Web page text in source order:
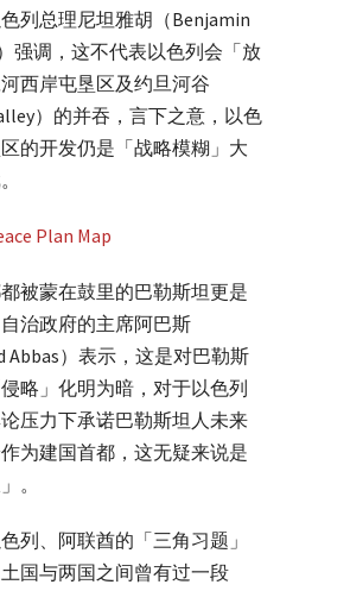
列总理尼坦雅胡（Benjamin
强调，这不代表以色列会「放
西岸屯垦区及约旦河谷
）的并吞，言下之意，以色
的开发仍是「战略模糊」大
被蒙在鼓里的巴勒斯坦更是
治政府的主席阿巴斯
Abbas）表示，这是对巴勒斯
略」化明为暗，对于以色列
压力下承诺巴勒斯坦人未来
为建国首都，这无疑来说是
。
列、阿联酋的「三角习题」
国与两国之间曾有过一段